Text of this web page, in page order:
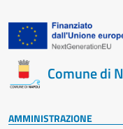
Comune di
AMMINISTRAZIONE